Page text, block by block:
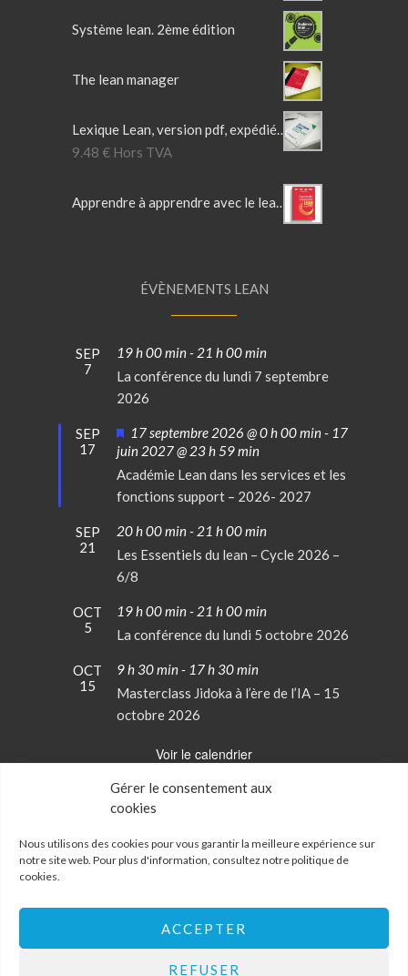
Gérer le consentement aux
cookies
Nous utilisons des cookies pour vous garantir la meilleure expérience sur
notre site web. Pour plus d'information, consultez notrepolitique de
cookies.
ACCEPTER
REFUSER
Système lean. 2ème édition
The lean manager
Lexique Lean, version pdf, expédié par mail.
9.48 € Hors TVA
Apprendre à apprendre avec le lean - accélérateur d'intelligence collective
ÉVÈNEMENTS LEAN
SEP
7
19 h 00 min- 21 h 00 min
La conférence du lundi 7 septembre
2026
SEP
17
Mis
en
avant
17 septembre 2026 @ 0 h 00 min- 17
juin 2027 @ 23 h 59 min
Académie Lean dans les services et les
fonctions support – 2026- 2027
SEP
21
20 h 00 min- 21 h 00 min
Les Essentiels du lean – Cycle 2026 –
6/8
OCT
5
19 h 00 min- 21 h 00 min
La conférence du lundi 5 octobre 2026
OCT
15
9 h 30 min- 17 h 30 min
Masterclass Jidoka à l’ère de l’IA – 15
octobre 2026
Voir le calendrier
Politique de confidentialité
Contactez-nous